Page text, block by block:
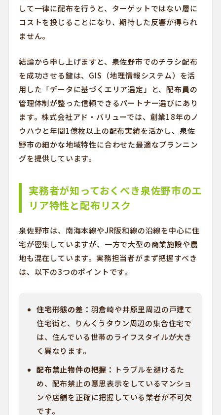
して一律に配布を行うと、ターゲットではない層に
コストを投じることになり、期待した反響が得られ
ません。
結論から申し上げますと、泉佐野市でのチラシ配布
を成功させる鍵は、GIS（地理情報システム）を活
用した「データに基づくエリア選定」と、配布員の
管理体制が整った信頼できるパートナー選びにあり
ます。株式会社アド・バリューでは、創業18年のノ
ウハウと年間1億枚以上の配布実績を活かし、泉佐
野市の細かな地域特性に合わせた最適なプランニン
グを提供しています。
実務者が知っておくべき泉佐野市のエ
リア特性と配布リスク
泉佐野市は、南海本線やJR阪和線の沿線を中心に住
宅が密集していますが、一方で大型の商業施設や農
地も混在しています。実務担当者がまず把握すべき
は、以下の3つのポイントです。
住宅形態の差： 羽倉崎や井原里周辺の戸建て
住宅街と、りんくうタウン周辺の集合住宅で
は、住んでいる世帯のライフスタイルが大き
く異なります。
配布禁止物件の把握： トラブルを避けるた
め、配布禁止の意思表示をしているマンショ
ンや店舗を正確に把握している業者が不可欠
です。